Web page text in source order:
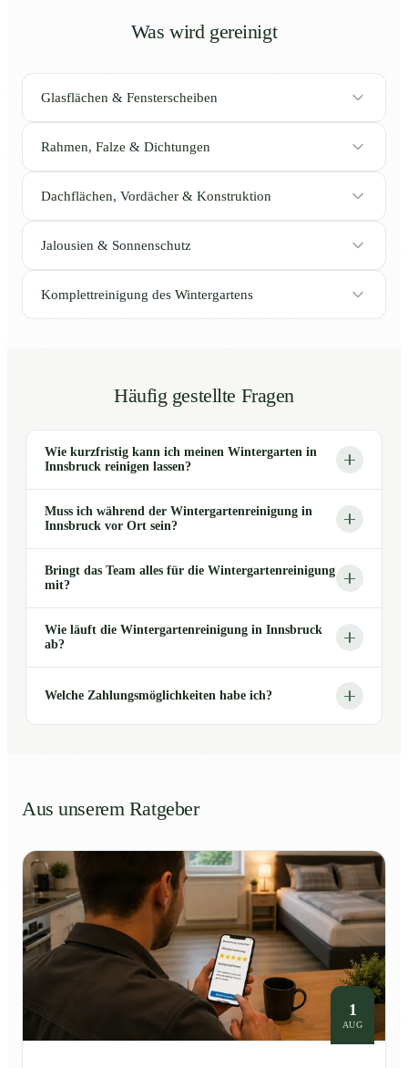
Was wird gereinigt
Glasflächen & Fensterscheiben
Rahmen, Falze & Dichtungen
Dachflächen, Vordächer & Konstruktion
Jalousien & Sonnenschutz
Komplettreinigung des Wintergartens
Häufig gestellte Fragen
Wie kurzfristig kann ich meinen Wintergarten in
Innsbruck reinigen lassen?
Muss ich während der Wintergartenreinigung in
Innsbruck vor Ort sein?
Bringt das Team alles für die Wintergartenreinigung
mit?
Wie läuft die Wintergartenreinigung in Innsbruck
ab?
Welche Zahlungsmöglichkeiten habe ich?
Aus unserem Ratgeber
1
AUG